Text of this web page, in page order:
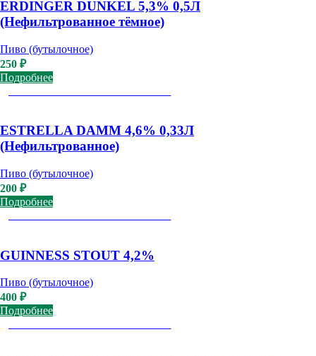
ERDINGER DUNKEL 5,3% 0,5Л
(Нефильтрованное тёмное)
Пиво (бутылочное)
250 ₽
Подробнее
ESTRELLA DAMM 4,6% 0,33Л
(Нефильтрованное)
Пиво (бутылочное)
200 ₽
Подробнее
GUINNESS STOUT 4,2%
Пиво (бутылочное)
400 ₽
Подробнее